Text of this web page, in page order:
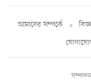
আমাদের সম্পর্কে